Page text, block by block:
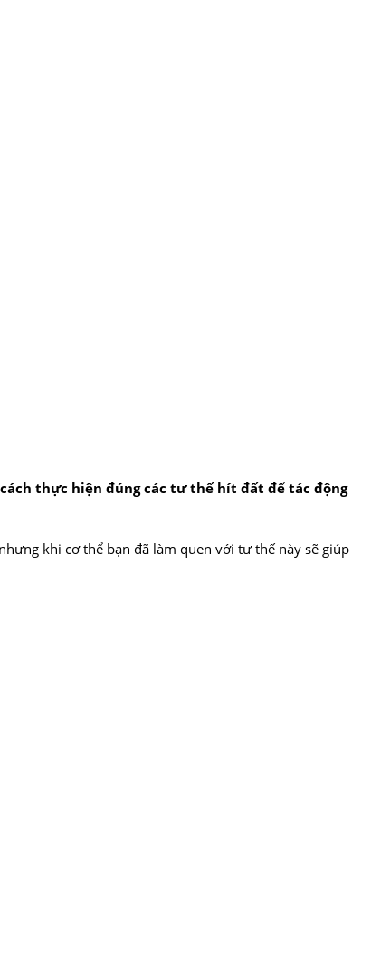
thực hiện đúng các tư thế hít đất để tác động
khi cơ thể bạn đã làm quen với tư thế này sẽ giúp